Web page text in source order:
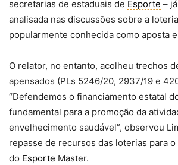
secretarias de estaduais de Esporte –
analisada nas discussões sobre a
popularmente conhecida como aposta
O relator, no entanto, acolheu trechos
apensados (PLs 5246/20, 2937/19 e
“Defendemos o financiamento estatal
fundamental para a promoção da
envelhecimento saudável”, observou
repasse de recursos das loterias para
do Esporte Master.